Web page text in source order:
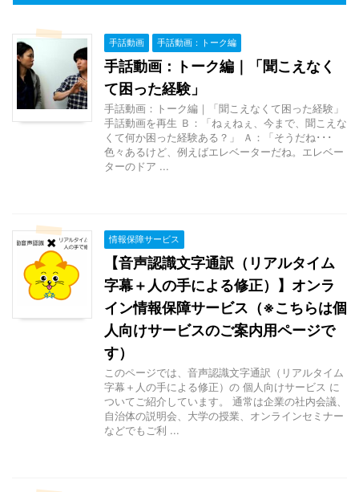
手話動画 手話動画：トーク編
手話動画：トーク編｜「聞こえなく
て困った経験」
手話動画：トーク編｜「聞こえなくて困った経験」
手話動画を再生 Ｂ：「ねぇねぇ、今まで、聞こえな
くて何か困った経験ある？」 Ａ：「そうだね･･･
色々あるけど、例えばエレベーターだね。エレベー
ターのドア ...
情報保障サービス
【音声認識文字通訳（リアルタイム
字幕＋人の手による修正）】オンラ
イン情報保障サービス（※こちらは個
人向けサービスのご案内用ページで
す）
このページでは、音声認識文字通訳（リアルタイム
字幕＋人の手による修正）の 個人向けサービス に
ついてご紹介しています。 通常は企業の社内会議、
自治体の説明会、大学の授業、オンラインセミナー
などでもご利 ...